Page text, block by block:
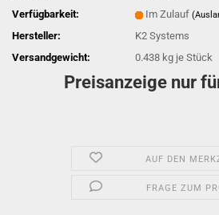
Verfügbarkeit:
Im Zulauf
Hersteller:
K2 Systems
Versandgewicht:
0.438 kg je Stück
Preisanzeige nur
AUF DEN
FRAGE ZUM